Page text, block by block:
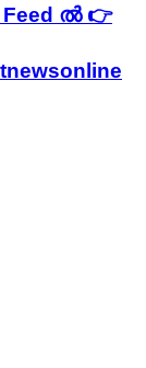
ൽ 👉